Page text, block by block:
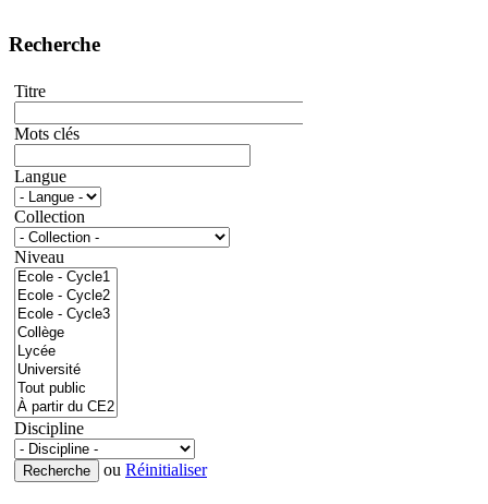
Recherche
Titre
Mots clés
Langue
Collection
Niveau
Discipline
ou Réinitialiser